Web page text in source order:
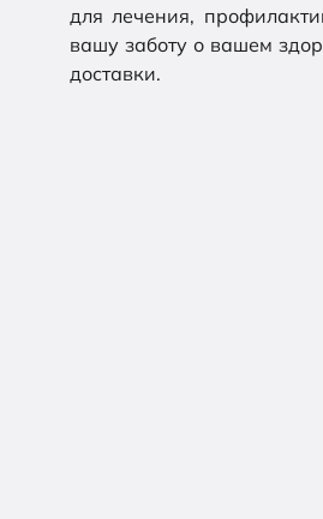
для лечения,
вашу заботу о вашем
доставки.